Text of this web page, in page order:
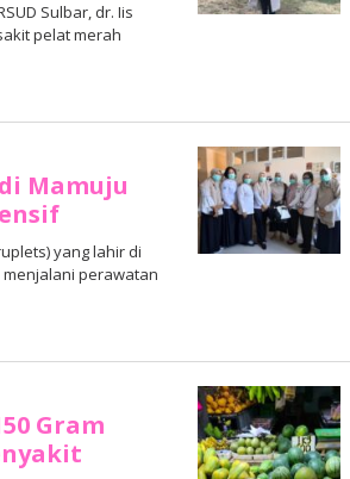
Sulbar, dr. Iis
pelat merah
Mamuju
yang lahir di
perawatan
Gram